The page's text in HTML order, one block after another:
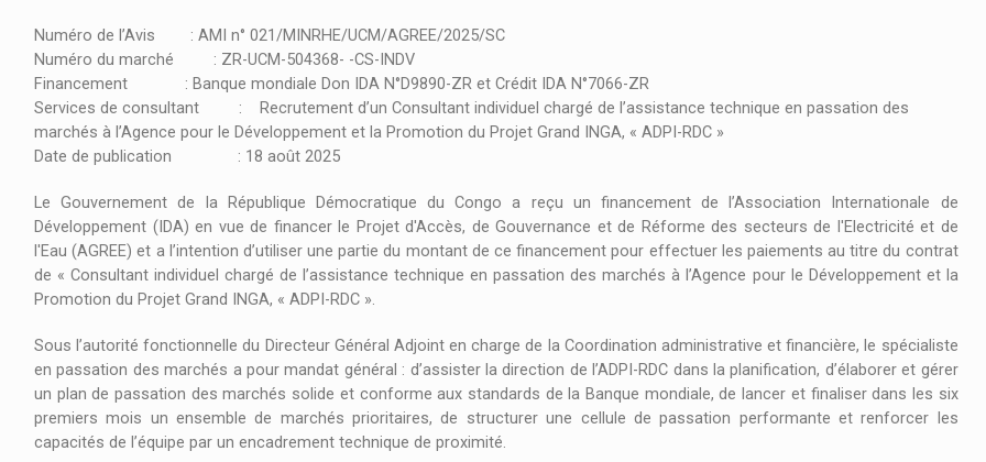
Numéro de l’Avis : AMI n° 021/MINRHE/UCM/AGREE/2025/SC
Numéro du marché : ZR-UCM-504368- -CS-INDV
Financement : Banque mondiale Don IDA N°D9890-ZR et Crédit IDA N°7066-ZR
Services de consultant : Recrutement d’un Consultant individuel chargé de l’assistance technique en passation des
marchés à l’Agence pour le Développement et la Promotion du Projet Grand INGA, « ADPI-RDC »
Date de publication : 18 août 2025
Le Gouvernement de la République Démocratique du Congo a reçu un financement de l’Association Internationale de
Développement (IDA) en vue de financer le Projet d'Accès, de Gouvernance et de Réforme des secteurs de l'Electricité et de
l'Eau (AGREE) et a l’intention d’utiliser une partie du montant de ce financement pour effectuer les paiements au titre du contrat
de « Consultant individuel chargé de l’assistance technique en passation des marchés à l’Agence pour le Développement et la
Promotion du Projet Grand INGA, « ADPI-RDC ».
Sous l’autorité fonctionnelle du Directeur Général Adjoint en charge de la Coordination administrative et financière, le spécialiste
en passation des marchés a pour mandat général : d’assister la direction de l’ADPI-RDC dans la planification, d’élaborer et gérer
un plan de passation des marchés solide et conforme aux standards de la Banque mondiale, de lancer et finaliser dans les six
premiers mois un ensemble de marchés prioritaires, de structurer une cellule de passation performante et renforcer les
capacités de l’équipe par un encadrement technique de proximité.